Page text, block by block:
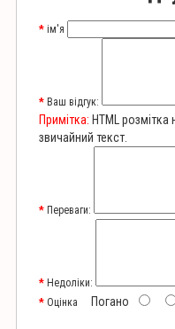
ім'я
Ваш відгук:
Примітка: HTML
звичайний текст.
Переваги:
Недоліки:
Оцінка
Погано